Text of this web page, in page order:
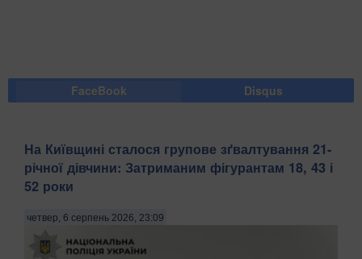
FaceBook Disqus
На Київщині сталося групове зґвалтування 21-
річної дівчини: Затриманим фігурантам 18, 43 і
52 роки
четвер, 6 серпень 2026, 23:09